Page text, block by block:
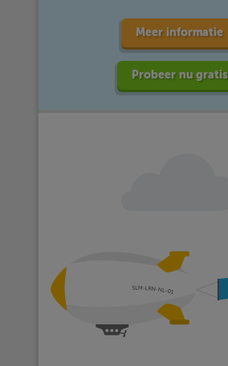
Meer informatie
Probeer nu gratis